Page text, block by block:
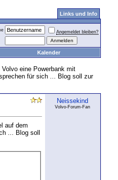
Links und Info
Angemeldet bleiben?
Kalender
eine Powerbank mit
für sich ... Blog soll zur
auf dem
... Blog soll
Neissekind
Volvo-Forum-Fan